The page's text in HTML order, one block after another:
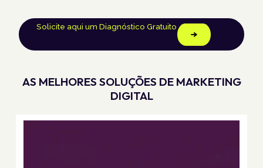
Solicite aqui um Diagnóstico Gratuito
AS MELHORES SOLUÇÕES DE MARKETING
DIGITAL